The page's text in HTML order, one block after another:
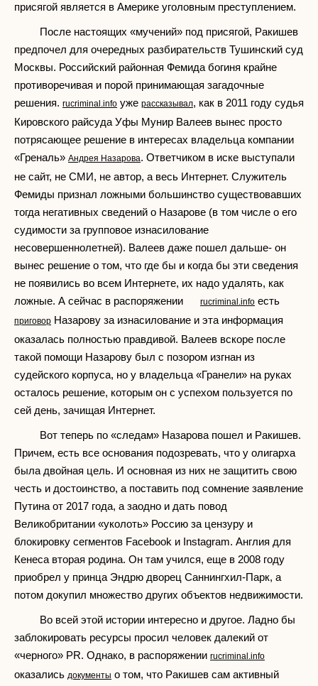
присягой является в Америке уголовным преступлением.
После настоящих «мучений» под присягой, Ракишев
предпочел для очередных разбирательств Тушинский суд
Москвы. Российский районная Фемида богиня крайне
противоречивая и порой принимающая загадочные
решения. rucriminal.info уже рассказывал, как в 2011 году судья
Кировского райсуда Уфы Мунир Валеев вынес просто
потрясающее решение в интересах владельца компании
«Греналь» Андрея Назарова. Ответчиком в иске выступали
не сайт, не СМИ, не автор, а весь Интернет. Служитель
Фемиды признал ложными большинство существовавших
тогда негативных сведений о Назарове (в том числе о его
судимости за групповое изнасилование
несовершеннолетней). Валеев даже пошел дальше- он
вынес решение о том, что где бы и когда бы эти сведения
не появились во всем Интернете, их надо удалять, как
ложные. А сейчас в распоряжении
rucriminal.info есть
приговор Назарову за изнасилование и эта информация
оказалась полностью правдивой. Валеев вскоре после
такой помощи Назарову был с позором изгнан из
судейского корпуса, но у владельца «Гранели» на руках
осталось решение, которым он с успехом пользуется по
сей день, зачищая Интернет.
Вот теперь по «следам» Назарова пошел и Ракишев.
Причем, есть все основания подозревать, что у олигарха
была двойная цель. И основная из них не защитить свою
честь и достоинство, а поставить под сомнение заявление
Путина от 2017 года, а заодно и дать повод
Великобритании «уколоть» Россию за цензуру и
блокировку сегментов Facebook и Instagram. Англия для
Кенеса вторая родина. Он там учился, еще в 2008 году
приобрел у принца Эндрю дворец Саннингхил-Парк, а
потом докупил множество других объектов недвижимости.
Во всей этой истории интересно и другое. Ладно бы
заблокировать ресурсы просил человек далекий от
«черного» PR. Однако, в распоряжении rucriminal.info
оказались документы о том, что Ракишев сам активный